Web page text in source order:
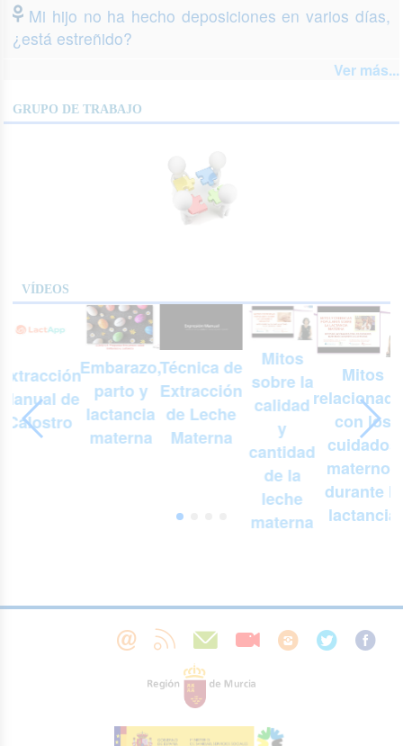
Mi hijo no ha hecho deposiciones en varios días,
¿está estreñido?
Ver más...
GRUPO DE TRABAJO
VÍDEOS
Manual de
Calostro
Embarazo,
parto y
lactancia
materna
Técnica de
Extracción
de Leche
Materna
Mitos
sobre la
calidad
y
cantidad
de la
leche
materna
Mitos
con los
cuidados
maternos
durante la
lactancia